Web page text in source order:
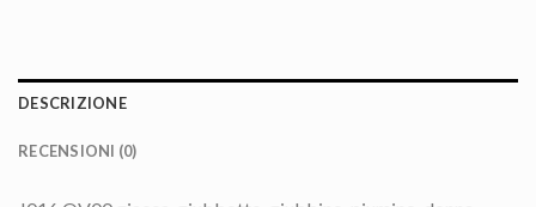
DESCRIZIONE
RECENSIONI (0)